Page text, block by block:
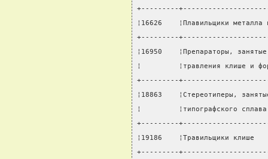
+---------
¦16626    ¦Плавильщики
+---------
¦16950    ¦Препараторы,
¦         ¦травления клише и
+---------
¦18863    ¦Стереотиперы,
¦         ¦типографского
+---------
¦19186    ¦Травильщики
+---------